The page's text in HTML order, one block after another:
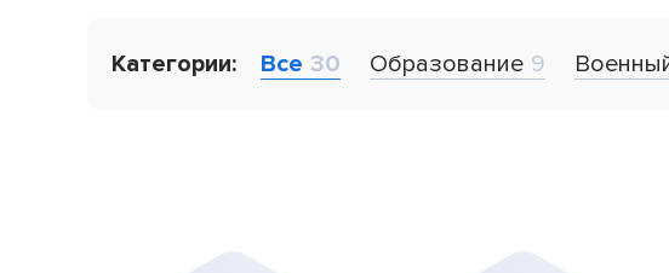
Категории: Все 30 Образование 9